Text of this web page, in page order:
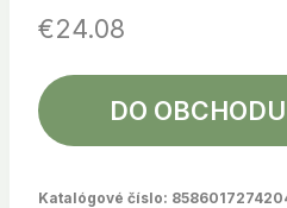
€24.08
DO OBCHODU
Katalógové číslo: